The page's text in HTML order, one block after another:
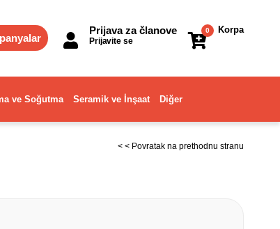
Korpa
0
Prijava za članove
Prijavite se
ve Soğutma Seramik ve İnşaat Diğer
< < Povratak na prethodnu stranu